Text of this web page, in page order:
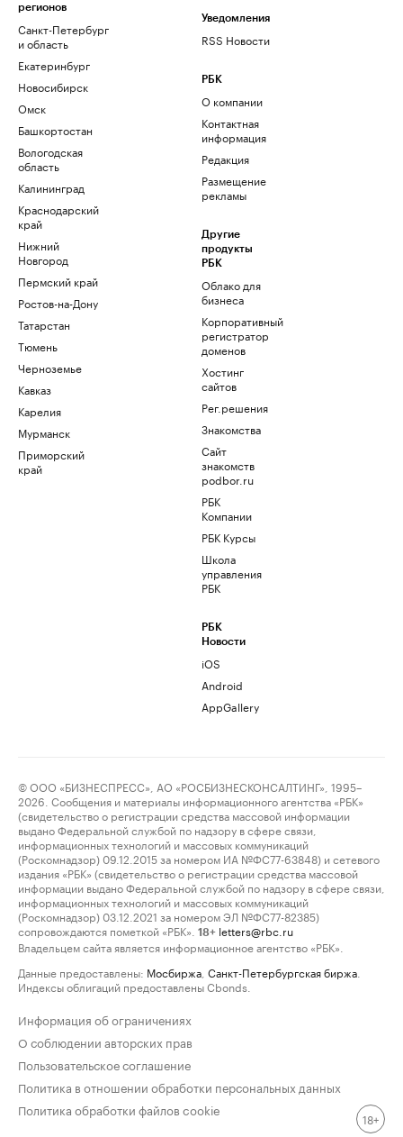
регионов
Санкт-Петербург
и область
Екатеринбург
Новосибирск
Омск
Башкортостан
Вологодская
область
Калининград
Краснодарский
край
Нижний
Новгород
Пермский край
Ростов-на-Дону
Татарстан
Тюмень
Черноземье
Кавказ
Карелия
Мурманск
Приморский
край
Уведомления
RSS Новости
РБК
О компании
Контактная
информация
Редакция
Размещение
рекламы
Другие
продукты
РБК
Облако для
бизнеса
Корпоративный
регистратор
доменов
Хостинг
сайтов
Рег.решения
Знакомства
Сайт
знакомств
podbor.ru
РБК
Компании
РБК Курсы
Школа
управления
РБК
РБК
Новости
iOS
Android
AppGallery
© ООО «БИЗНЕСПРЕСС», АО «РОСБИЗНЕСКОНСАЛТИНГ», 1995–
2026. Сообщения и материалы информационного агентства «РБК»
(свидетельство о регистрации средства массовой информации
выдано Федеральной службой по надзору в сфере связи,
информационных технологий и массовых коммуникаций
(Роскомнадзор) 09.12.2015 за номером ИА №ФС77-63848) и сетевого
издания «РБК» (свидетельство о регистрации средства массовой
информации выдано Федеральной службой по надзору в сфере связи,
информационных технологий и массовых коммуникаций
(Роскомнадзор) 03.12.2021 за номером ЭЛ №ФС77-82385)
сопровождаются пометкой «РБК».
18+ letters@rbc.ru
Владельцем сайта является информационное агентство «РБК».
Данные предоставлены: Мосбиржа Санкт-Петербургская биржа
Индексы облигаций предоставлены Cbonds.
Информация об ограничениях
О соблюдении авторских прав
Пользовательское соглашение
Политика в отношении обработки персональных данных
Политика обработки файлов cookie
18+